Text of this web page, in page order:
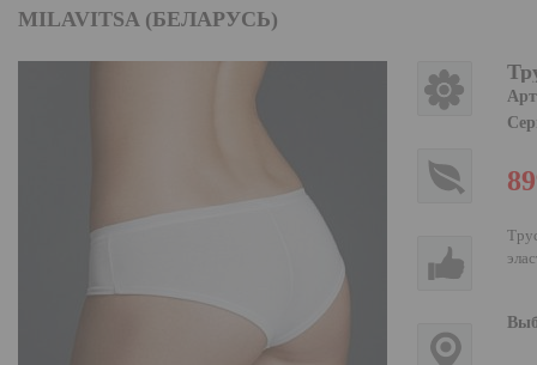
MILAVITSA (БЕЛАРУСЬ)